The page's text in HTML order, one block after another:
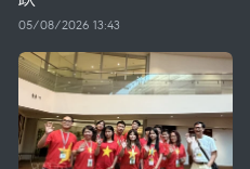
05/08/2026 13:43